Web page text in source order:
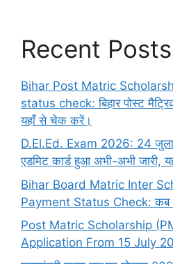
Recent Posts
Bihar Post Matric
status check: बिहार पोस्ट
यहाँ से चेक करें।
D.El.Ed. Exam 2026: 24 जुलाई
एडमिट कार्ड हुआ अभी-अभी जारी,
Bihar Board Matric Inter
Payment Status Check: कब
Post Matric Scholarship
Application From 15 July